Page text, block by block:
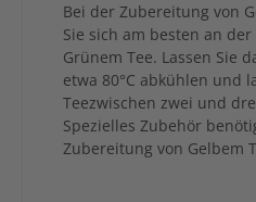
Bei der Zubereitung von
Sie sich am besten an
Grünem Tee. Lassen Sie
etwa 80°C abkühlen und
Teezwischen zwei und
Spezielles Zubehör
Zubereitung von Gelbem